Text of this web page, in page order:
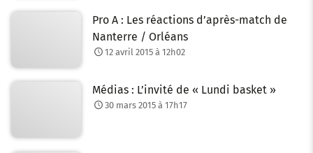
Pro A : Les réactions d’après-match de
Nanterre / Orléans
12 avril 2015 à 12h02
Médias : L’invité de « Lundi basket »
30 mars 2015 à 17h17